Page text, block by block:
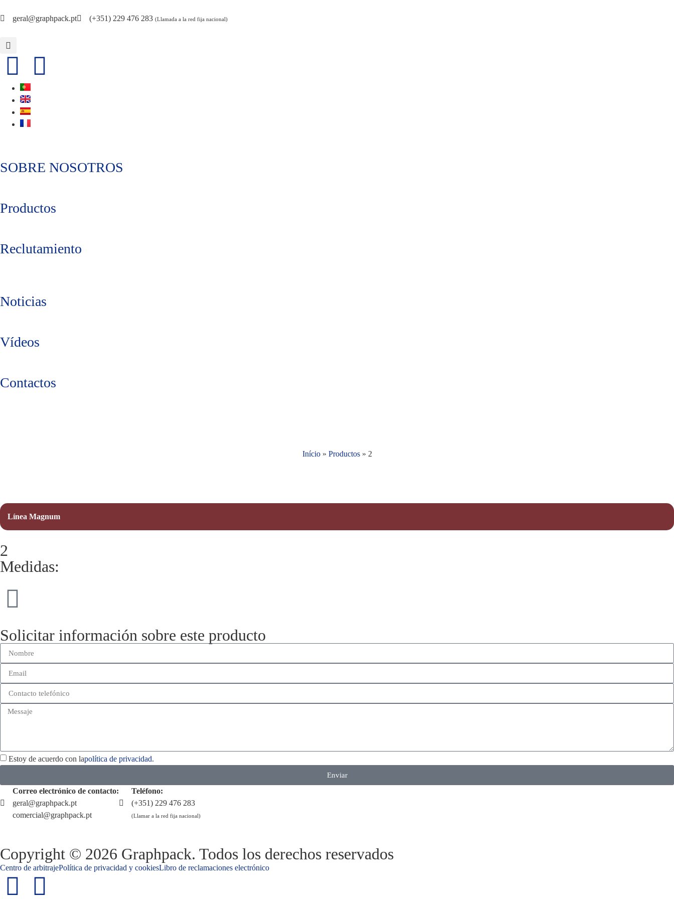
geral@graphpack.pt (+351) 229 476 283 (Llamada a la red fija nacional)
SOBRE NOSOTROS
Productos
Reclutamiento
Noticias
Vídeos
Contactos
Início» Productos» 2
Línea Magnum
2
Medidas:
Solicitar información sobre este producto
Estoy de acuerdo con lapolítica de privacidad.
Enviar
Correo electrónico de contacto:
geral@graphpack.pt
comercial@graphpack.pt
Teléfono:
(+351) 229 476 283
(Llamar a la red fija nacional)
Copyright © 2026 Graphpack. Todos los derechos reservados
Centro de arbitrajePolítica de privacidad y cookiesLibro de reclamaciones electrónico